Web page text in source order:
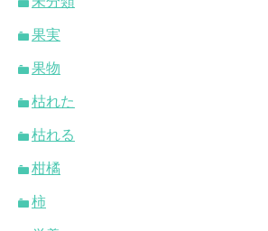
果実
果物
枯れた
枯れる
柑橘
柿